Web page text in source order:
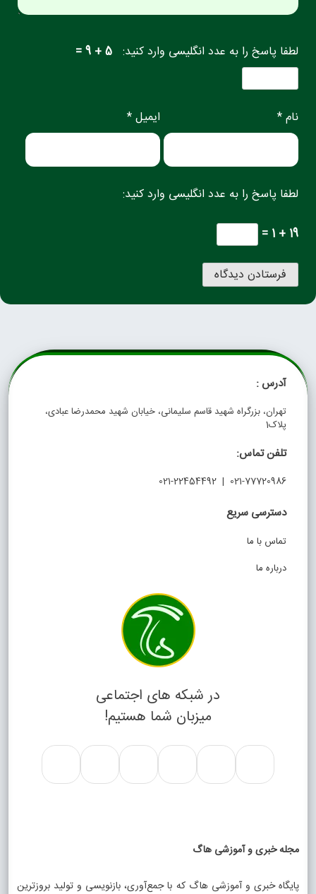
لطفا پاسخ را به عدد انگلیسی وارد کنید: 5 + 9 =
نام * ایمیل *
لطفا پاسخ را به عدد انگلیسی وارد کنید:
19 + 1 =
آدرس :
تهران، بزرگراه شهید قاسم سلیمانی، خیابان شهید محمدرضا عبادی،
پلاک1
تلفن تماس:
021-77720986 | 021-22454492
دسترسی سریع
تماس با ما
درباره ما
در شبکه های اجتماعی
میزبان شما هستیم!
مجله خبری و آموزشی هاگ
پایگاه خبری و آموزشی هاگ که با جمع‌آوری، بازنویسی و تولید بروزترین